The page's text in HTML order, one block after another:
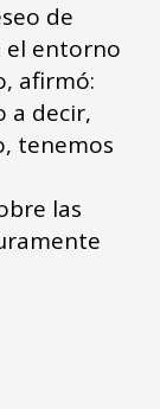
de
el entorno
afirmó:
a decir,
tenemos
las